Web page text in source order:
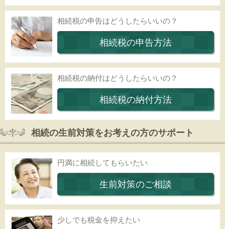
相続税の申告はどうしたらいいの？
相続税の申告方法
相続税の納付はどうしたらいいの？
相続税の納付方法
相続の生前対策をお考えの方のサポート
円満に相続してもらいたい
生前対策のご相談
少しでも税金を抑えたい